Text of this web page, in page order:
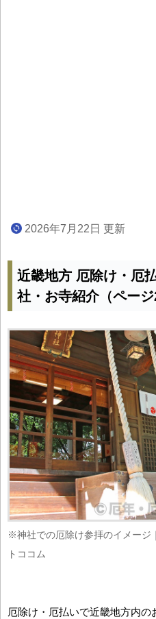
2026年7月22日 更新
近畿地方 厄除け・厄
社・お寺紹介（ページ
※神社での厄除け参拝のイメージ
トココム
厄除け・厄払いで近畿地方内